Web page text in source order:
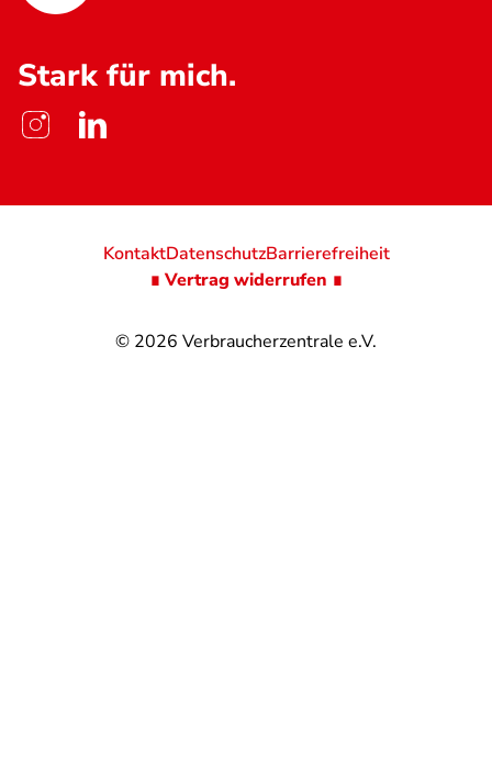
Stark für mich.
© 2026 Verbraucherzentrale e.V.
KontaktDatenschutzBarrierefreiheit
∎ Vertrag widerrufen ∎